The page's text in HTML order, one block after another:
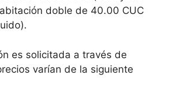
doble de 40.00 CUC
es solicitada a través de
varían de la siguiente